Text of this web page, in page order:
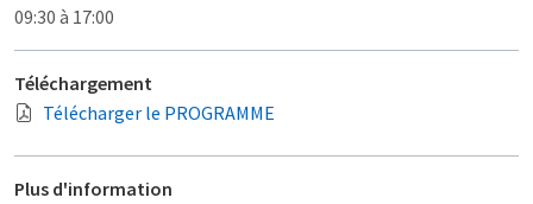
09:30 à 17:00
Téléchargement
Télécharger le PROGRAMME
Plus d'information